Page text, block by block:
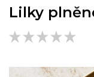
Lilky